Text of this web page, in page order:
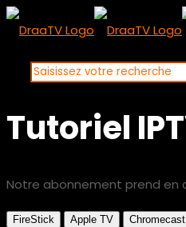
Tutoriel
Notre abonnement prend en
FireStick Apple TV Chromecast